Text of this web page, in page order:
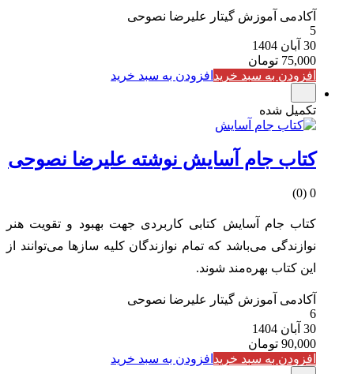
آکادمی آموزش گیتار علیرضا نصوحی
5
30 آبان 1404
75,000 تومان
افزودن به سبد خرید افزودن به سبد خرید
تکمیل شده
کتاب جام آسایش نوشته علیرضا نصوحی
0 (0)
کتاب جام آسایش کتابی کاربردی جهت بهبود و تقویت هنر
نوازندگی می‌باشد که تمام نوازندگان کلیه سازها می‌توانند از
این کتاب بهره‌مند شوند.
آکادمی آموزش گیتار علیرضا نصوحی
6
30 آبان 1404
90,000 تومان
افزودن به سبد خرید افزودن به سبد خرید